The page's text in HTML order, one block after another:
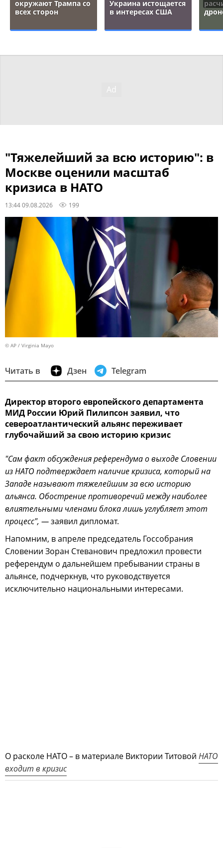
окружают Трампа со
всех сторон
Украина истощается
в интересах США
"Тяжелейший за всю историю": в
Москве оценили масштаб
кризиса в НАТО
13:44 09.08.2026 199
© AP / Virginia Mayo
Читать в Дзен Telegram
Директор второго европейского департамента
МИД России Юрий Пилипсон заявил, что
североатлантический альянс переживает
глубочайший за свою историю кризис
"Сам факт обсуждения референдума о выходе Словении
из НАТО подтверждает наличие кризиса, который на
Западе называют тяжелейшим за всю историю
альянса. Обострение противоречий между наиболее
влиятельными членами блока лишь углубляет этот
процесс", —заявил дипломат.
Напомним, в апреле председатель Госсобрания
Словении Зоран Стеванович предложил провести
референдум о дальнейшем пребывании страны в
альянсе, подчеркнув, что руководствуется
исключительно национальными интересами.
О расколе НАТО – в материале Виктории Титовой НАТО
входит в кризис